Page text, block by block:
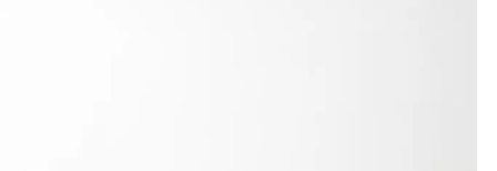
m, die Kugel stieß sie 11,37 m. Die 200 Meter